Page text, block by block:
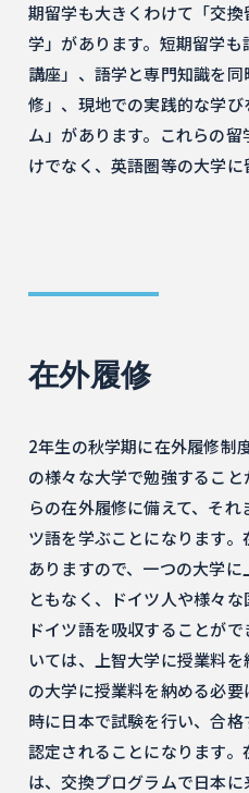
期留学も大きくわけて「交
学」があります。短期留学
講座」、語学と専門知識を
修」、現地での実践的な学
ム」があります。これらの
けでなく、英語圏等の大学に
在外履修
2年生の秋学期に在外履修制
の様々な大学で勉強するこ
らの在外履修に備えて、そ
ツ語を学ぶことになります
ありますので、一つの大学
ともなく、ドイツ人や様々
ドイツ語を吸収することが
いては、上智大学に授業料
の大学に授業料を納める必
時に日本で試験を行い、合
認定されることになります
は、交換プログラムで日本